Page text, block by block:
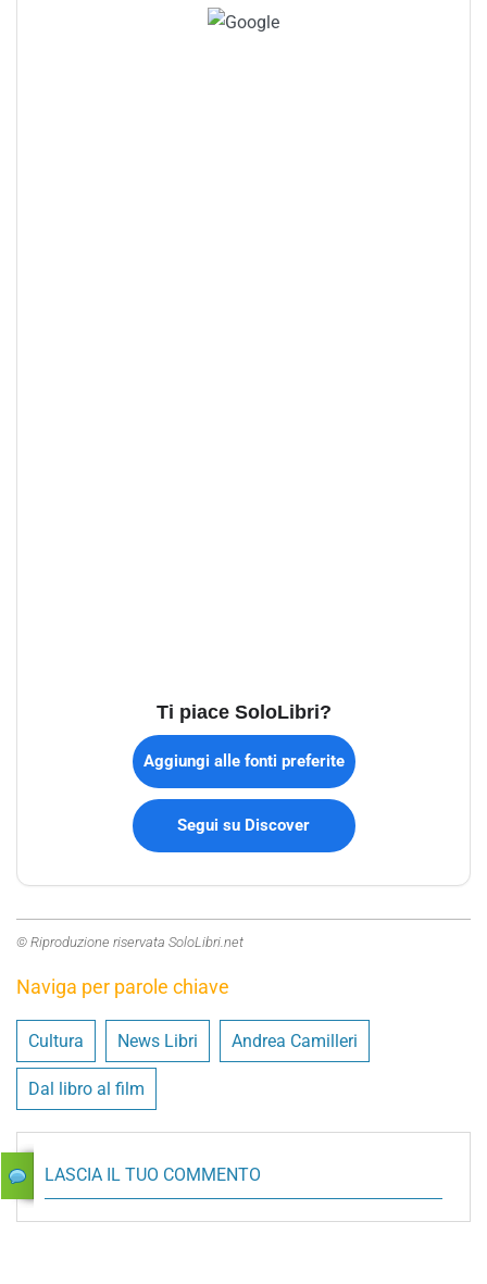
Ti piace SoloLibri?
Aggiungi alle fonti preferite
Segui su Discover
© Riproduzione riservata SoloLibri.net
Naviga per parole chiave
Cultura News Libri Andrea Camilleri
Dal libro al film
LASCIA IL TUO COMMENTO